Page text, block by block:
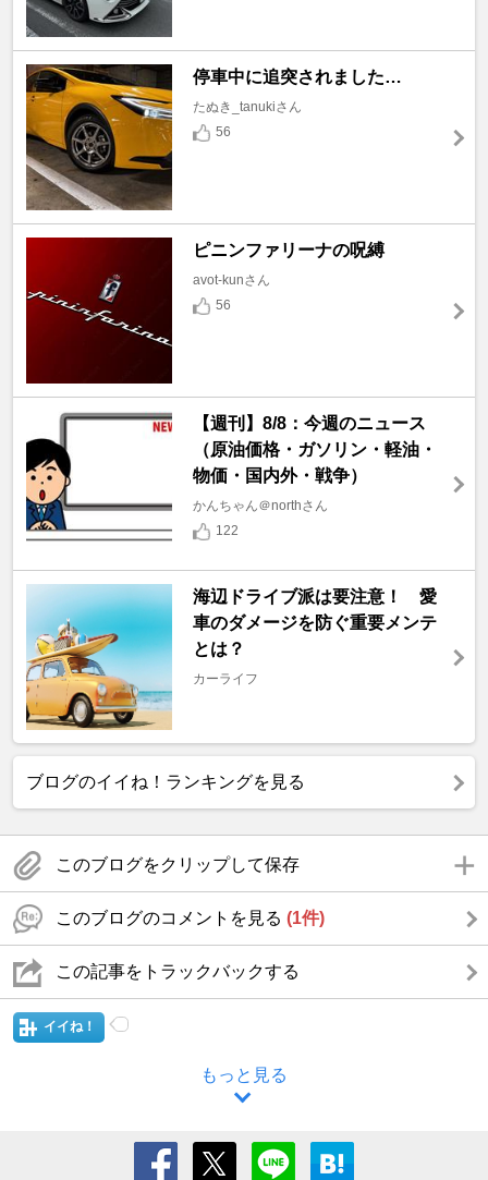
停車中に追突されました…
たぬき_tanukiさん
56
ピニンファリーナの呪縛
avot-kunさん
56
【週刊】8/8：今週のニュース
（原油価格・ガソリン・軽油・
物価・国内外・戦争）
かんちゃん＠northさん
122
海辺ドライブ派は要注意！ 愛
車のダメージを防ぐ重要メンテ
とは？
カーライフ
ブログのイイね！ランキングを見る
このブログをクリップして保存
このブログのコメントを見る (1件)
この記事をトラックバックする
イイね！
もっと見る